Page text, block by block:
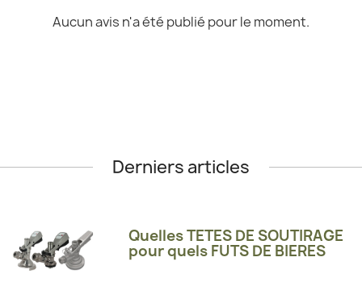
Aucun avis n'a été publié pour le moment.
Derniers articles
Quelles TETES DE SOUTIRAGE
pour quels FUTS DE BIERES